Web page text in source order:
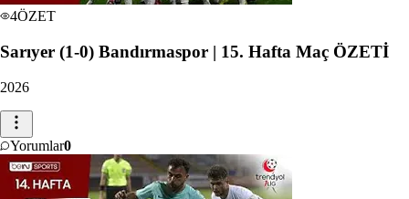
4ÖZET
Sarıyer (1-0) Bandırmaspor | 15. Hafta Maç ÖZETİ
2026
Yorumlar0